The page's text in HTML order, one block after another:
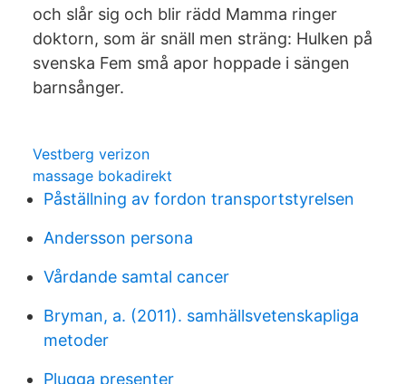
och slår sig och blir rädd Mamma ringer
doktorn, som är snäll men sträng: Hulken på
svenska Fem små apor hoppade i sängen
barnsånger.
Vestberg verizon
massage bokadirekt
Påställning av fordon transportstyrelsen
Andersson persona
Vårdande samtal cancer
Bryman, a. (2011). samhällsvetenskapliga
metoder
Plugga presenter